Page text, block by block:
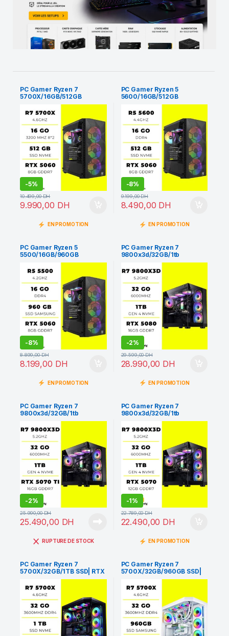
PC Gamer Ryzen 7
5700X/16GB/512GB
SSD/RTX 5060 8GB
-5%
9.990,00 DH
10.499,00DH
EN PROMOTION
PC Gamer Ryzen 5
5600/16GB/512GB
SSD/RTX 5060 8GB
-8%
8.490,00 DH
9.199,00DH
EN PROMOTION
PC Gamer Ryzen 5
5500/16GB/960GB
ssd/RTX 5060 8GB
-8%
8.199,00 DH
8.899,00DH
EN PROMOTION
PC Gamer Ryzen 7
9800x3d/32GB/1tb
ssd/RTX 5080 16GO
-2%
28.990,00 DH
29.599,00DH
EN PROMOTION
PC Gamer Ryzen 7
9800x3d/32GB/1tb
ssd/RTX 5070 TI 16GO
-2%
25.490,00 DH
25.990,00DH
RUPTURE DE STOCK
PC Gamer Ryzen 7
9800x3d/32GB/1tb
ssd/RTX 5070 12GO
-1%
22.490,00 DH
22.789,00DH
EN PROMOTION
PC Gamer Ryzen 7
5700X/32GB/1TB SSD| RTX
PC Gamer Ryzen 7
5700X/32GB/960GB SSD|
RX 9060 XT 16GB